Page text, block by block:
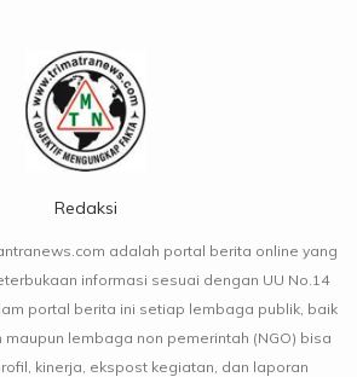
Redaksi
adalah portal berita online yang
informasi sesuai dengan UU No.14
portal berita ini setiap lembaga publik, baik
lembaga non pemerintah (NGO) bisa
kinerja, ekspost kegiatan, dan laporan